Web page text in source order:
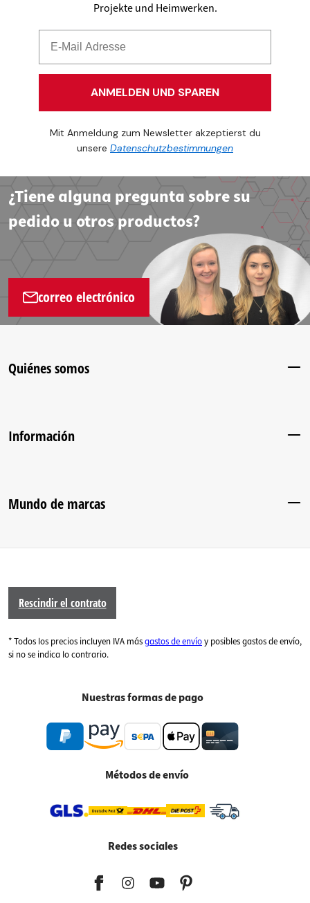
Projekte und Heimwerken.
ANMELDEN UND SPAREN
Mit Anmeldung zum Newsletter akzeptierst du
unsere Datenschutzbestimmungen
¿Tiene alguna pregunta sobre su
pedido u otros productos?
correo electrónico
Quiénes somos
Información
Mundo de marcas
Rescindir el contrato
* Todos los precios incluyen IVA másgastos de envíoy posibles gastos de envío,
si no se indica lo contrario.
Nuestras formas de pago
Métodos de envío
Redes sociales